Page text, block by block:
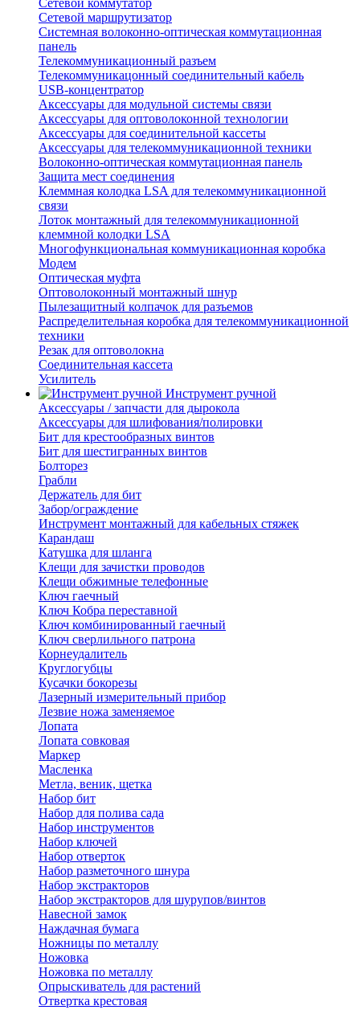
Сетевой коммутатор
Сетевой маршрутизатор
Системная волоконно-оптическая коммутационная
панель
Телекоммуникационный разъем
Телекоммуникацонный соединительный кабель
USB-концентратор
Аксессуары для модульной системы связи
Аксессуары для оптоволоконной технологии
Аксессуары для соединительной кассеты
Аксессуары для телекоммуникационной техники
Волоконно-оптическая коммутационная панель
Защита мест соединения
Клеммная колодка LSA для телекоммуникационной
связи
Лоток монтажный для телекоммуникационной
клеммной колодки LSA
Многофункциональная коммуникационная коробка
Модем
Оптическая муфта
Оптоволоконный монтажный шнур
Пылезащитный колпачок для разъемов
Распределительная коробка для телекоммуникационной
техники
Резак для оптоволокна
Соединительная кассета
Усилитель
Инструмент ручной
Аксессуары / запчасти для дырокола
Аксессуары для шлифования/полировки
Бит для крестообразных винтов
Бит для шестигранных винтов
Болторез
Грабли
Держатель для бит
Забор/ограждение
Инструмент монтажный для кабельных стяжек
Карандаш
Катушка для шланга
Клещи для зачистки проводов
Клещи обжимные телефонные
Ключ гаечный
Ключ Кобра переставной
Ключ комбинированный гаечный
Ключ сверлильного патрона
Корнеудалитель
Круглогубцы
Кусачки бокорезы
Лазерный измерительный прибор
Лезвие ножа заменяемое
Лопата
Лопата совковая
Маркер
Масленка
Метла, веник, щетка
Набор бит
Набор для полива сада
Набор инструментов
Набор ключей
Набор отверток
Набор разметочного шнура
Набор экстракторов
Набор экстракторов для шурупов/винтов
Навесной замок
Наждачная бумага
Ножницы по металлу
Ножовка
Ножовка по металлу
Опрыскиватель для растений
Отвертка крестовая